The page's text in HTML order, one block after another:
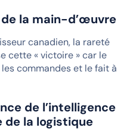
la main-d’œuvre
canadien, la rareté
cette « victoire » car le
commandes et le fait à
de l’intelligence
de la logistique